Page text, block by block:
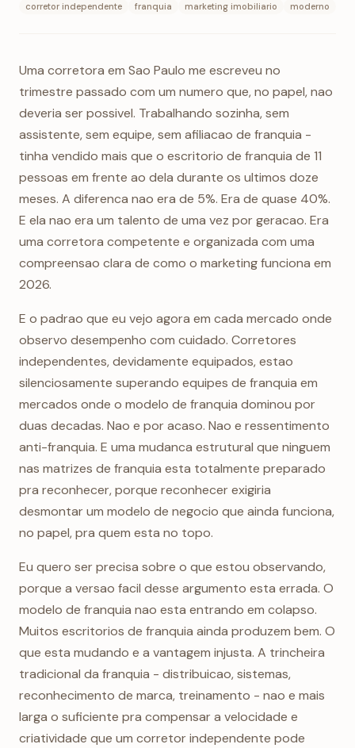
corretor independente franquia marketing imobiliario moderno
Uma corretora em Sao Paulo me escreveu no
trimestre passado com um numero que, no papel, nao
deveria ser possivel. Trabalhando sozinha, sem
assistente, sem equipe, sem afiliacao de franquia -
tinha vendido mais que o escritorio de franquia de 11
pessoas em frente ao dela durante os ultimos doze
meses. A diferenca nao era de 5%. Era de quase 40%.
E ela nao era um talento de uma vez por geracao. Era
uma corretora competente e organizada com uma
compreensao clara de como o marketing funciona em
2026.
E o padrao que eu vejo agora em cada mercado onde
observo desempenho com cuidado. Corretores
independentes, devidamente equipados, estao
silenciosamente superando equipes de franquia em
mercados onde o modelo de franquia dominou por
duas decadas. Nao e por acaso. Nao e ressentimento
anti-franquia. E uma mudanca estrutural que ninguem
nas matrizes de franquia esta totalmente preparado
pra reconhecer, porque reconhecer exigiria
desmontar um modelo de negocio que ainda funciona,
no papel, pra quem esta no topo.
Eu quero ser precisa sobre o que estou observando,
porque a versao facil desse argumento esta errada. O
modelo de franquia nao esta entrando em colapso.
Muitos escritorios de franquia ainda produzem bem. O
que esta mudando e a vantagem injusta. A trincheira
tradicional da franquia - distribuicao, sistemas,
reconhecimento de marca, treinamento - nao e mais
larga o suficiente pra compensar a velocidade e
criatividade que um corretor independente pode